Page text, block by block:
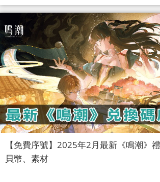
【免費序號】2025年2月最新《鳴潮》
貝幣、素材